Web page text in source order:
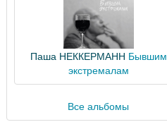
Паша НЕККЕРМАНН Бывшим
экстремалам
Все альбомы